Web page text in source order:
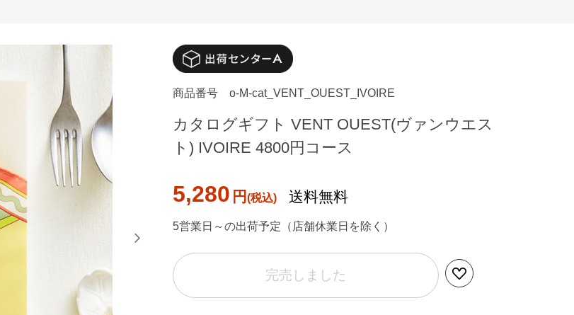
商品番号 o-M-cat_VENT_OUEST_IVOIRE
カタログギフト VENT OUEST(ヴァンウエス
ト) IVOIRE 4800円コース
5,280 円 送料無料
5営業日～の出荷予定（店舗休業日を除く）
完売しました